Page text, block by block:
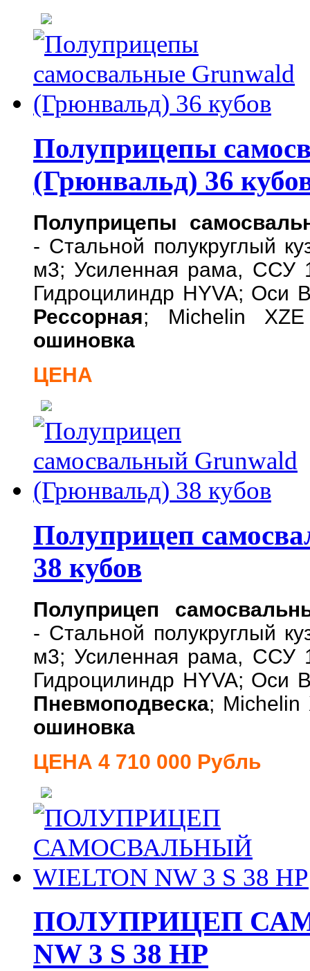
Полуприцепы
(Грюнвальд) 36
Полуприцепы
- Стальной полукруглый
м3; Усиленная рама, ССУ
Гидроцилиндр HYVA; Оси
Рессорная; Michelin
ошиновка
ЦЕНА
Полуприцеп
38 кубов
Полуприцеп
- Стальной полукруглый
м3; Усиленная рама, ССУ
Гидроцилиндр HYVA; Оси
Пневмоподвеска; Michelin
ошиновка
ЦЕНА 4 710 000 Рубль
ПОЛУПРИЦЕП
NW 3 S 38 НP